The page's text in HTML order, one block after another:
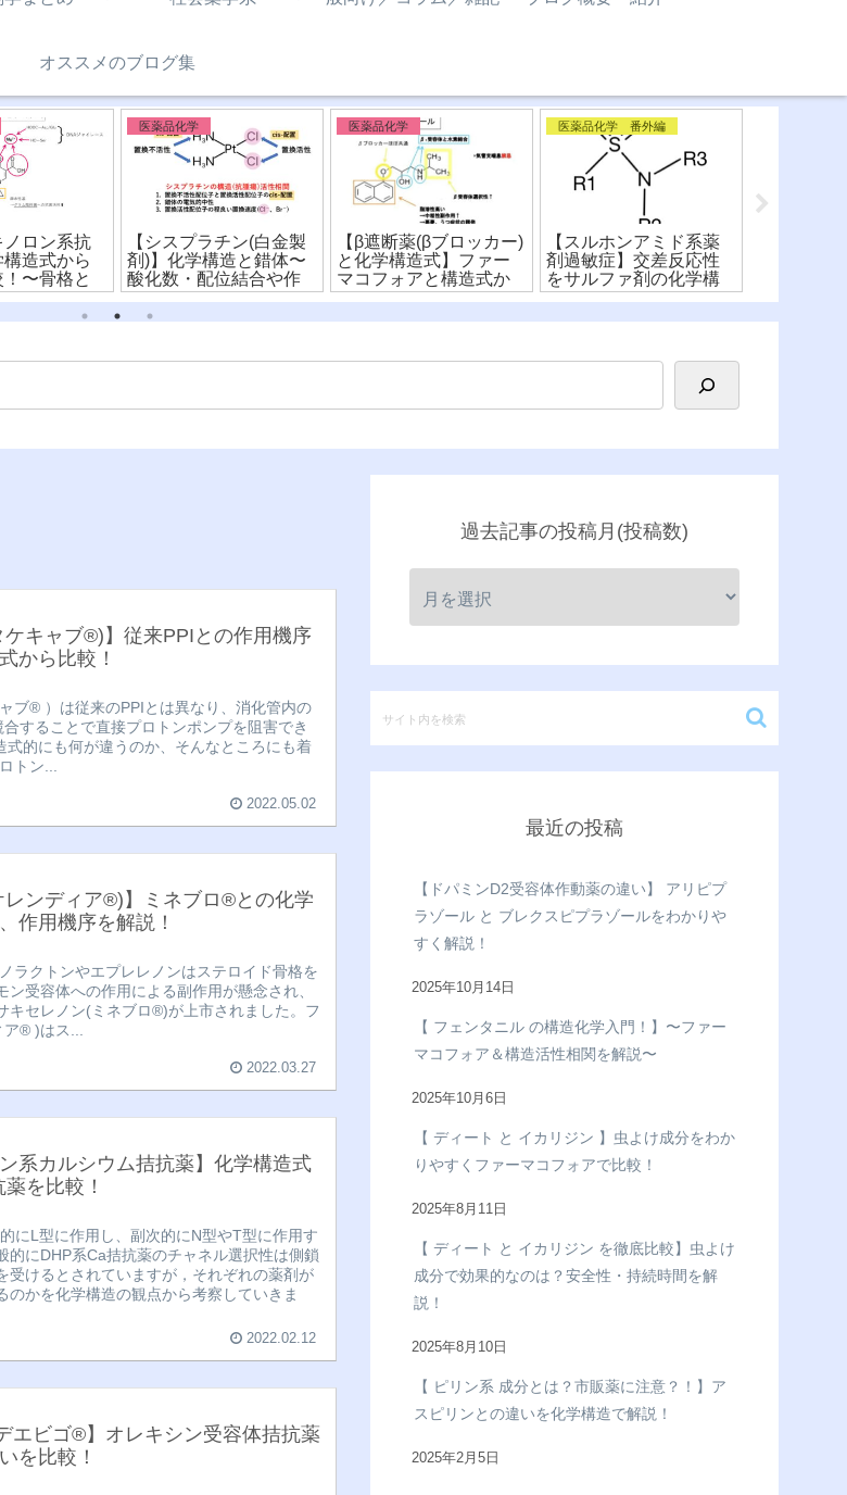
オススメのブログ集
ノロン系抗
造式から
〜骨格と
関〜
医薬品化学
【シスプラチン(白金製
剤)】化学構造と錯体〜
酸化数・配位結合や作
用機序を詳しく解
説！〜(※有料)
医薬品化学
【β遮断薬(βブロッカー)
と化学構造式】ファー
マコフォアと構造式か
ら薬剤を比較！
医薬品化学 番外編
【スルホンアミド系薬
剤過敏症】交差反応性
をサルファ剤の化学構
造式から比較！
ケキャブ®︎)】従来PPIとの作用機序
から比較！
ブ®︎ ）は従来のPPIとは異なり、消化管内の
することで直接プロトンポンプを阻害でき
式的にも何が違うのか、そんなところにも着
トン...
2022.05.02
レンディア®︎)】ミネブロ®︎との化学
作用機序を解説！
ラクトンやエプレレノンはステロイド骨格を
ン受容体への作用による副作用が懸念され、
キセレノン(ミネブロ®︎)が上市されました。フ
ア®︎ )はス...
2022.03.27
系カルシウム拮抗薬】化学構造式
を比較！
にL型に作用し、副次的にN型やT型に作用す
的にDHP系Ca拮抗薬のチャネル選択性は側鎖
受けるとされていますが，それぞれの薬剤が
のかを化学構造の観点から考察していきま
2022.02.12
エビゴ®︎】オレキシン受容体拮抗薬
を比較！
過去記事の投稿月(投稿数)
最近の投稿
【ドパミンD2受容体作動薬の違い】 アリピプ
ラゾール と ブレクスピプラゾールをわかりや
すく解説！
2025年10月14日
【 フェンタニル の構造化学入門！】〜ファー
マコフォア＆構造活性相関を解説〜
2025年10月6日
【 ディート と イカリジン 】虫よけ成分をわか
りやすくファーマコフォアで比較！
2025年8月11日
【 ディート と イカリジン を徹底比較】虫よけ
成分で効果的なのは？安全性・持続時間を解
説！
2025年8月10日
【 ピリン系 成分とは？市販薬に注意？！】ア
スピリンとの違いを化学構造で解説！
2025年2月5日